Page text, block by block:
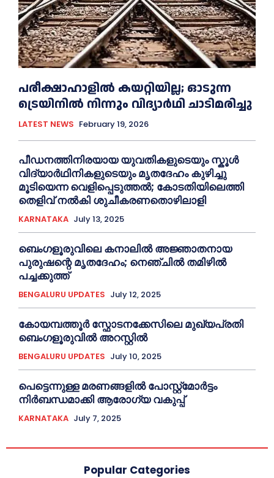
പരീക്ഷാഹാളിൽ കയറ്റിയില്ല; ഓടുന്ന
ട്രെയിനിൽ നിന്നും വിദ്യാർഥി ചാടിമരിച്ചു
LATEST NEWS February 19, 2026
പീഡനത്തിനിരയായ യുവതികളുടെയും സ്കൂൾ
വിദ്യാർഥിനികളുടെയും മൃതദേഹം കുഴിച്ചു
മൂടിയെന്ന വെളിപ്പെടുത്തൽ; കോടതിയിലെത്തി
തെളിവ് നൽകി ശുചീകരണതൊഴിലാളി
KARNATAKA July 13, 2025
ബെംഗളൂരുവിലെ കനാലിൽ അജ്ഞാതനായ
പുരുഷന്റെ മൃതദേഹം; നെഞ്ചിൽ തമിഴിൽ
പച്ചക്കുത്ത്
BENGALURU UPDATES July 12, 2025
കോയമ്പത്തൂർ സ്ഫോടനക്കേസിലെ മുഖ്യപ്രതി
ബെംഗളൂരുവിൽ അറസ്റ്റിൽ
BENGALURU UPDATES July 10, 2025
പെട്ടെന്നുള്ള മരണങ്ങളിൽ പോസ്റ്റ്മോർട്ടം
നിർബന്ധമാക്കി ആരോഗ്യ വകുപ്പ്
KARNATAKA July 7, 2025
Popular Categories